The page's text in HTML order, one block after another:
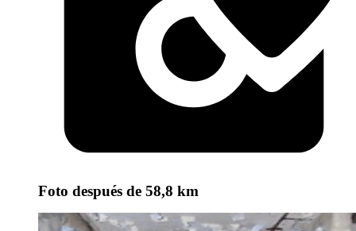
Foto después de 58,8 km